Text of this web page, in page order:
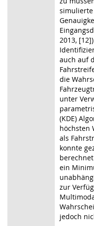
simulierte
2013,
auch auf
die
unter
(KDE)
höchsten
als
konnte
ein
zur
jedoch